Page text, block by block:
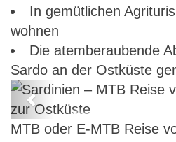
In gemütlichen
wohnen
Die atemberaubende
Sardo an der Ostküste
Sardinien – MTB
Montevecchio
Previous
MTB oder E-MTB Reise